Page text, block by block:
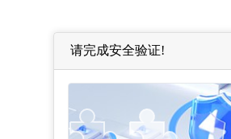
请完成安全验证!